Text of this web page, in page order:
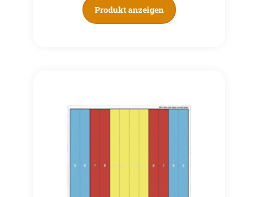
Produkt anzeigen